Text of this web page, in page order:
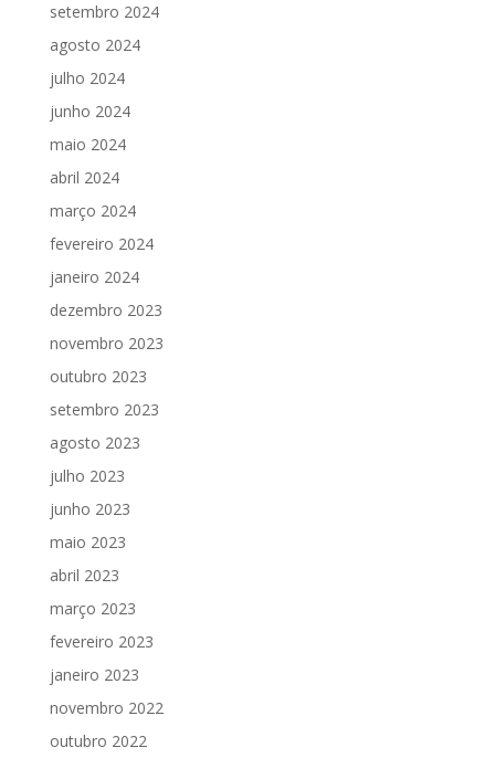
setembro 2024
agosto 2024
julho 2024
junho 2024
maio 2024
abril 2024
março 2024
fevereiro 2024
janeiro 2024
dezembro 2023
novembro 2023
outubro 2023
setembro 2023
agosto 2023
julho 2023
junho 2023
maio 2023
abril 2023
março 2023
fevereiro 2023
janeiro 2023
novembro 2022
outubro 2022